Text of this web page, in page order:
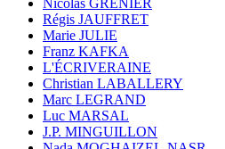
Régis JAUFFRET
Marie JULIE
Franz KAFKA
L'ÉCRIVERAINE
Christian LABALLERY
Marc LEGRAND
Luc MARSAL
J.P. MINGUILLON